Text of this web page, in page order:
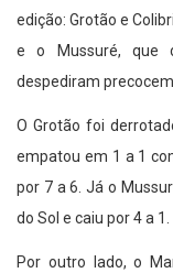
edição: Grotão e
e o Mussuré, que
despediram
O Grotão foi
empatou em 1 a 1
por 7 a 6. Já o
do Sol e caiu por 4 a 1.
Por outro lado, o